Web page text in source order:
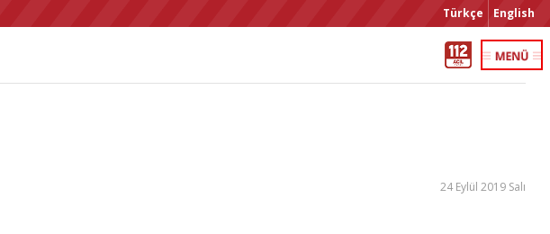
Türkçe English
24 Eylül 2019 Salı